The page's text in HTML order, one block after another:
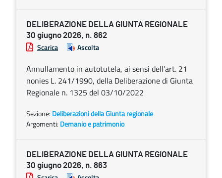
DELIBERAZIONE DELLA GIUNTA REGIONALE
30 giugno 2026, n. 862
Scarica Ascolta
Annullamento in autotutela, ai sensi dell’art. 21
nonies L. 241/1990, della Deliberazione di Giunta
Regionale n. 1325 del 03/10/2022
Sezione: Deliberazioni della Giunta regionale
Argomenti: Demanio e patrimonio
DELIBERAZIONE DELLA GIUNTA REGIONALE
30 giugno 2026, n. 863